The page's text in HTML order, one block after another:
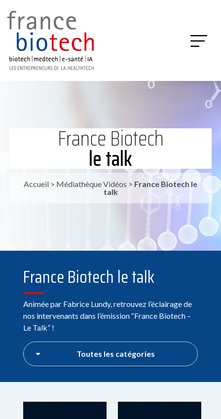
France Biotech
le talk
Accueil > Médiathèque Vidéos > France Biotech le
talk
France Biotech le talk
Animée par Fabrice Lundy, retrouvez l’éclairage de
nos intervenants dans l’émission “France Biotech –
Le Talk” !
Toutes les catégories